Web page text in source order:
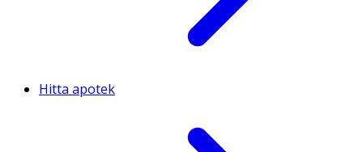
Hitta apotek